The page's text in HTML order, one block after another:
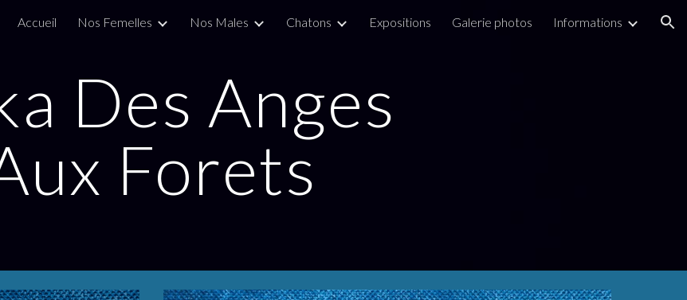
content Skip to navigation
Accueil Nos Femelles Nos Males Chatons Expositions Galerie photos Informations
Des Anges
Forets